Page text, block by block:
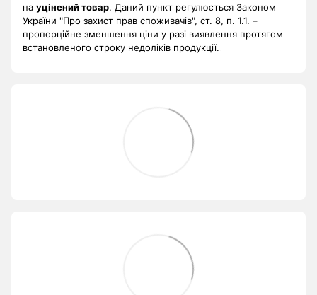
на уцінений товар. Даний пункт регулюється Законом
України "Про захист прав споживачів", ст. 8, п. 1.1. –
пропорційне зменшення ціни у разі виявлення протягом
встановленого строку недоліків продукції.